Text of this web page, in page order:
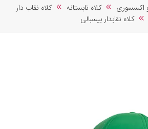
اکسسوری کلاه تابستانه
کلاه نقاب دار
کلاه نقابدار بیسبالی